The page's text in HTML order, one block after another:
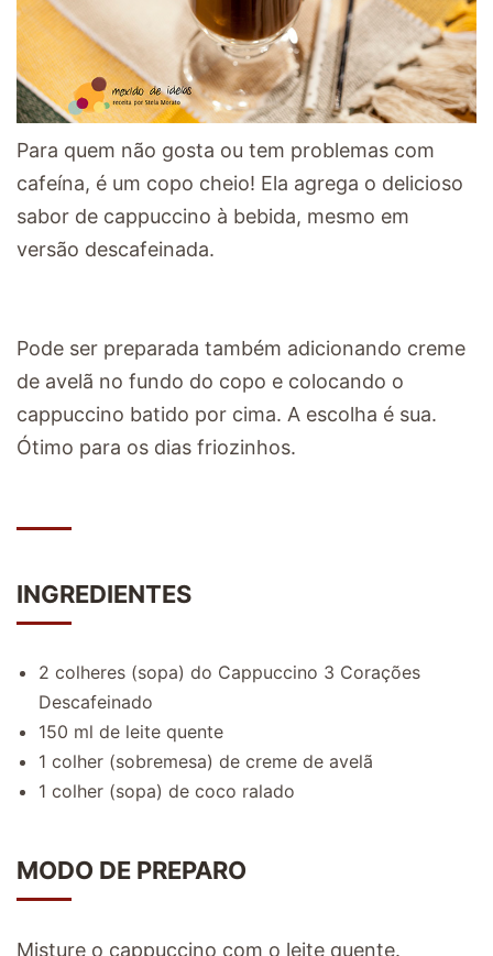
Para quem não gosta ou tem problemas com
cafeína, é um copo cheio! Ela agrega o delicioso
sabor de cappuccino à bebida, mesmo em
versão descafeinada.
Pode ser preparada também adicionando creme
de avelã no fundo do copo e colocando o
cappuccino batido por cima. A escolha é sua.
Ótimo para os dias friozinhos.
INGREDIENTES
2 colheres (sopa) do Cappuccino 3 Corações
Descafeinado
150 ml de leite quente
1 colher (sobremesa) de creme de avelã
1 colher (sopa) de coco ralado
MODO DE PREPARO
Misture o cappuccino com o leite quente.